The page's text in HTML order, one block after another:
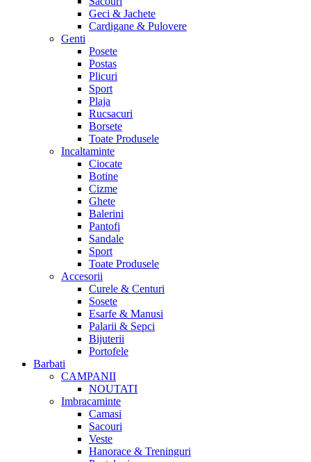
Geci & Jachete
Cardigane & Pulovere
Genti
Posete
Postas
Plicuri
Sport
Plaja
Rucsacuri
Borsete
Toate Produsele
Incaltaminte
Ciocate
Botine
Cizme
Ghete
Balerini
Pantofi
Sandale
Sport
Toate Produsele
Accesorii
Curele & Centuri
Sosete
Esarfe & Manusi
Palarii & Sepci
Bijuterii
Portofele
Barbati
CAMPANII
NOUTATI
Imbracaminte
Camasi
Sacouri
Veste
Hanorace & Treninguri